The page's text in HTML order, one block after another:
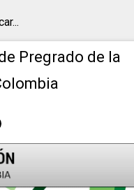
Pregrado de la